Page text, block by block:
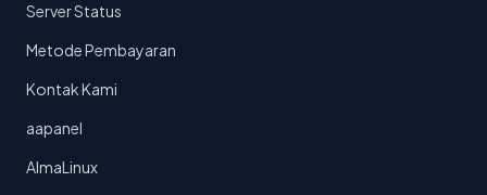
Server Status
Metode Pembayaran
Kontak Kami
aapanel
AlmaLinux